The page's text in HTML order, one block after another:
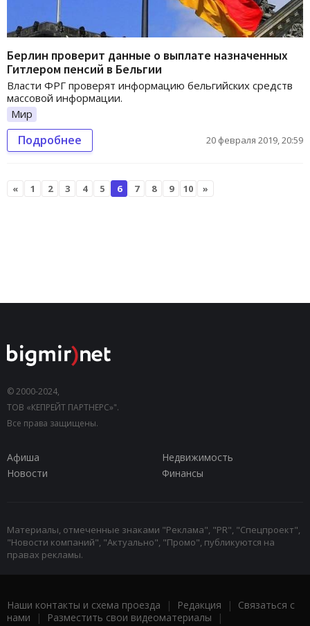
Берлин проверит данные о выплате назначенных
Гитлером пенсий в Бельгии
Власти ФРГ проверят информацию бельгийских средств
массовой информации.
Мир
Подробнее 20 февраля 2019, 20:59
« 1 2 3 4 5 6 7 8 9 10 »
© 2000-2024,
ТОВ «КЕПРЕЙТ ПАРТНЕРС»".
Все права защищены.
Афиша
Недвижимость
Новости
Финансы
Материалы, отмеченные знаками "Реклама", "PR", "Спецпроект",
"Новости компаний", "Актуально", "Промо", публикуются на
правах рекламы.
Наши контакты и схема проезда | Редакция | Связаться с
нами | Разместить свои видеоматериалы |